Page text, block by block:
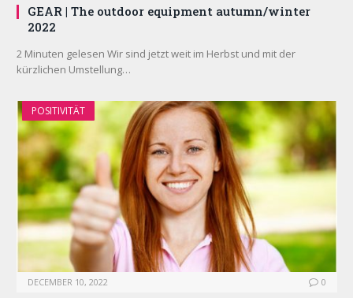
GEAR | The outdoor equipment autumn/winter
2022
2 Minuten gelesen Wir sind jetzt weit im Herbst und mit der
kürzlichen Umstellung…
POSITIVITÄT
DECEMBER 10, 2022 0